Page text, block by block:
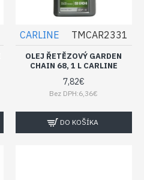
CARLINE TMCAR2331
OLEJ ŘETĚZOVÝ GARDEN
CHAIN 68, 1 L CARLINE
7,82€
Bez DPH:6,36€
DO KOŠÍKA